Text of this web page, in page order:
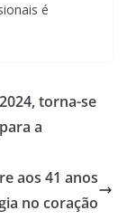
é
torna-se
a
aos 41 anos
no coração